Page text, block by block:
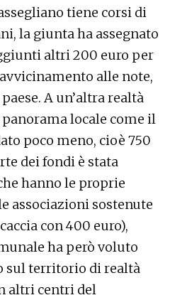
tiene corsi di
la giunta ha assegnato
altri 200 euro per
alle note,
A un’altra realtà
locale come il
poco meno, cioè 750
dei fondi è stata
hanno le proprie
associazioni sostenute
con 400 euro),
ha però voluto
sul territorio di realtà
altri centri del